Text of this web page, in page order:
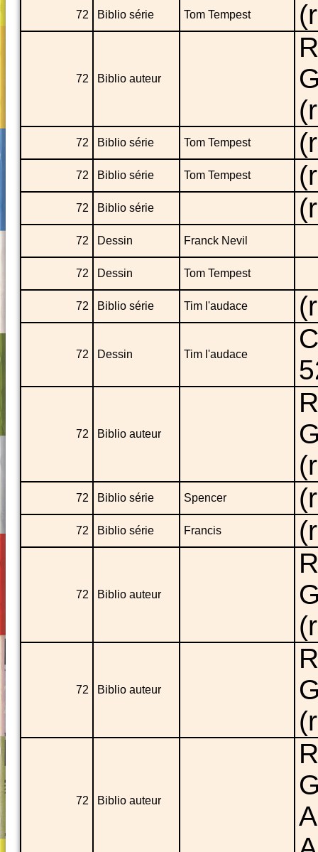
72 Biblio série Tom Tempest
72 Biblio auteur
72 Biblio série Tom Tempest
72 Biblio série Tom Tempest
72 Biblio série
72 Dessin Franck Nevil
72 Dessin Tom Tempest
72 Biblio série Tim l'audace
72 Dessin Tim l'audace
72 Biblio auteur
72 Biblio série Spencer
72 Biblio série Francis
72 Biblio auteur
72 Biblio auteur
72 Biblio auteur